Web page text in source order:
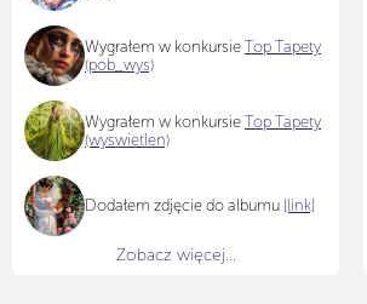
Wygrałem w konkursie Top Tapety
(pob_wys)
Wygrałem w konkursie Top Tapety
(wyswietlen)
Dodałem zdjęcie do albumu [link]
Zobacz więcej...